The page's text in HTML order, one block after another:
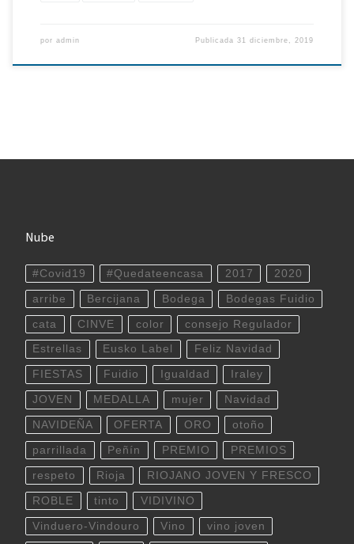
por admin Publicada31 diciembre, 2019
Nube
#Covid19 #Quedateencasa 2017 2020
arribe Bercijana Bodega Bodegas Fuidio
cata CINVE color consejo Regulador
Estrellas Eusko Label Feliz Navidad
FIESTAS Fuidio Igualdad Iraley
JOVEN MEDALLA mujer Navidad
NAVIDEÑA OFERTA ORO otoño
parrillada Peñín PREMIO PREMIOS
respeto Rioja RIOJANO JOVEN Y FRESCO
ROBLE tinto VIDIVINO
Vinduero-Vindouro Vino vino joven